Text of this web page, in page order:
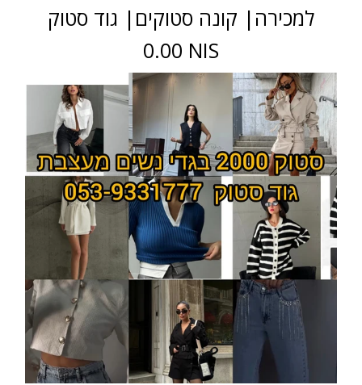
למכירה| קונה סטוקים| גוד סטוק
0.00 NIS